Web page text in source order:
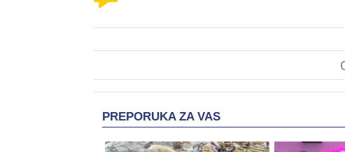
PREPORUKA ZA VAS